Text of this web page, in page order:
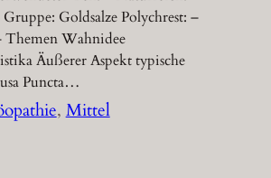
Goldsalze Polychrest: –
Themen Wahnidee
Äußerer Aspekt typische
Puncta…
, Mittel